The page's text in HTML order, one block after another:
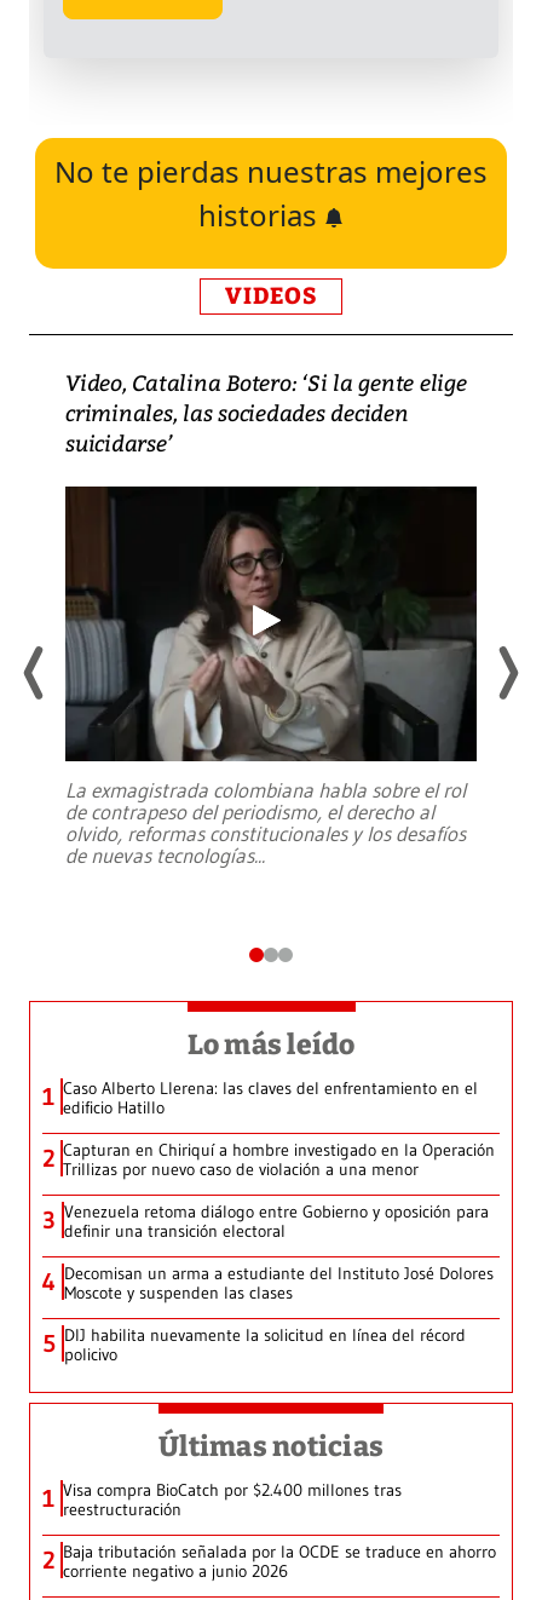
No te pierdas nuestras mejores
historias
VIDEOS
Video, Catalina Botero: ‘Si la gente elige
criminales, las sociedades deciden
suicidarse’
La exmagistrada colombiana habla sobre el rol
de contrapeso del periodismo, el derecho al
olvido, reformas constitucionales y los desafíos
de nuevas tecnologías...
Lo más leído
1 Caso Alberto Llerena: las claves del enfrentamiento en el
edificio Hatillo
2 Capturan en Chiriquí a hombre investigado en la Operación
Trillizas por nuevo caso de violación a una menor
3 Venezuela retoma diálogo entre Gobierno y oposición para
definir una transición electoral
4 Decomisan un arma a estudiante del Instituto José Dolores
Moscote y suspenden las clases
5 DIJ habilita nuevamente la solicitud en línea del récord
policivo
Últimas noticias
1 Visa compra BioCatch por $2.400 millones tras
reestructuración
2 Baja tributación señalada por la OCDE se traduce en ahorro
corriente negativo a junio 2026